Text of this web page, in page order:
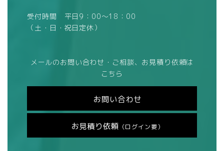
受付時間 平日9：00～18：00
（土・日・祝日定休）
メールのお問い合わせ・ご相談、お見積り依頼は
こちら
お問い合わせ
お見積り依頼 （ログイン要）